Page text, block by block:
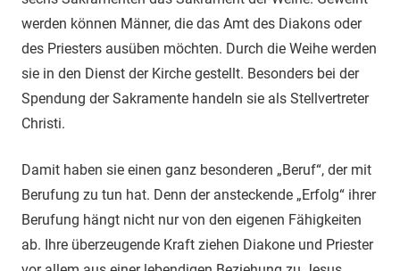
werden können Männer, die das Amt des Diakons oder
des Priesters ausüben möchten. Durch die Weihe werden
sie in den Dienst der Kirche gestellt. Besonders bei der
Spendung der Sakramente handeln sie als Stellvertreter
Christi.
Damit haben sie einen ganz besonderen „Beruf“, der mit
Berufung zu tun hat. Denn der ansteckende „Erfolg“ ihrer
Berufung hängt nicht nur von den eigenen Fähigkeiten
ab. Ihre überzeugende Kraft ziehen Diakone und Priester